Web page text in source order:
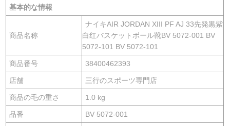
基本的な情報
商品名称
ナイキAIR JORDAN XIII PF AJ 33先発黒紫
白红バスケットボール靴BV 5072-001 BV
5072-101 BV 5072-101
商品番号 38400462393
店舗 三行のスポーツ専門店
商品の毛の重さ 1.0 kg
品番 BV 5072-001